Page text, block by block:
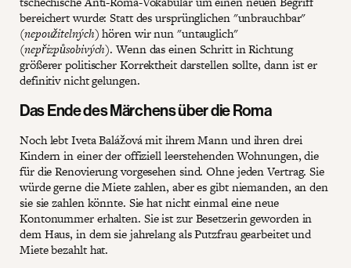
bereichert wurde: Statt des ursprünglichen "unbrauchbar"
(nepoužitelných) hören wir nun "untauglich"
(nepřizpůsobivých). Wenn das einen Schritt in Richtung
größerer politischer Korrektheit darstellen sollte, dann ist er
definitiv nicht gelungen.
Das Ende des Märchens über die Roma
Noch lebt Iveta Balážová mit ihrem Mann und ihren drei
Kindern in einer der offiziell leerstehenden Wohnungen, die
für die Renovierung vorgesehen sind. Ohne jeden Vertrag. Sie
würde gerne die Miete zahlen, aber es gibt niemanden, an den
sie sie zahlen könnte. Sie hat nicht einmal eine neue
Kontonummer erhalten. Sie ist zur Besetzerin geworden in
dem Haus, in dem sie jahrelang als Putzfrau gearbeitet und
Miete bezahlt hat.